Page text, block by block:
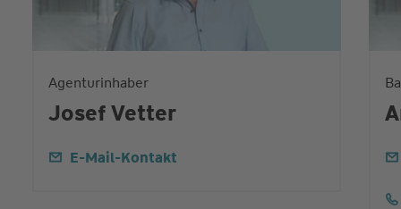
Agenturinhaber
Josef Vetter
E-Mail-Kontakt